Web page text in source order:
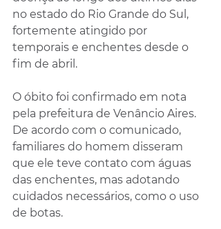
no estado do Rio Grande do Sul,
fortemente atingido por
temporais e enchentes desde o
fim de abril.
O óbito foi confirmado em nota
pela prefeitura de Venâncio Aires.
De acordo com o comunicado,
familiares do homem disseram
que ele teve contato com águas
das enchentes, mas adotando
cuidados necessários, como o uso
de botas.